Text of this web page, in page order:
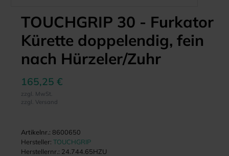
TOUCHGRIP 30 - Furkator
Kürette doppelendig, fein
nach Hürzeler/Zuhr
165,25 €
zzgl. MwSt.
zzgl. Versand
Artikelnr.: 8600650
Hersteller: TOUCHGRIP
Herstellernr.: 24.744.65HZU